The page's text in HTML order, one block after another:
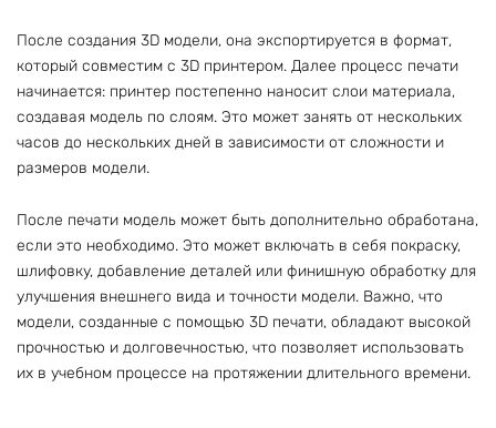
После создания 3D модели, она экспортируется в формат,
который совместим с 3D принтером. Далее процесс печати
начинается: принтер постепенно наносит слои материала,
создавая модель по слоям. Это может занять от нескольких
часов до нескольких дней в зависимости от сложности и
размеров модели.
После печати модель может быть дополнительно обработана,
если это необходимо. Это может включать в себя покраску,
шлифовку, добавление деталей или финишную обработку для
улучшения внешнего вида и точности модели. Важно, что
модели, созданные с помощью 3D печати, обладают высокой
прочностью и долговечностью, что позволяет использовать
их в учебном процессе на протяжении длительного времени.